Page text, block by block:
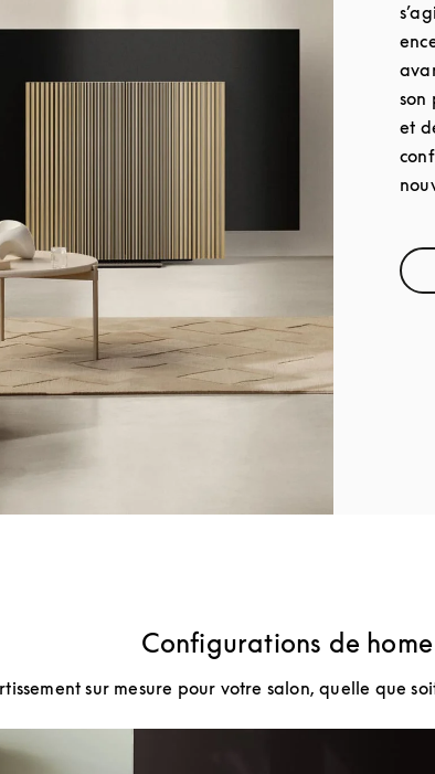
son
et
Configurations de
sur mesure pour votre salon, quelle que